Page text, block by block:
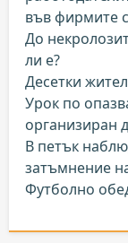
във фирмите
До
ли е?
Десетки
Урок по
организиран
В петък
затъмнение
Футболно